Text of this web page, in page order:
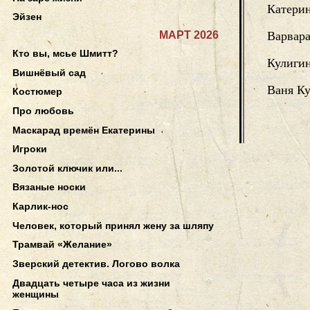
Варвара
Ваня
Эйзен
МАРТ 2026
Кто вы, мсье Шмитт?
Вишнёвый сад
Костюмер
Про любовь
Маскарад времён Екатерины
Игроки
Золотой ключик или...
Вязаные носки
Карлик-нос
Человек, который принял жену за шляпу
Трамвай «Желание»
Зверский детектив. Логово волка
Двадцать четыре часа из жизни
женщины